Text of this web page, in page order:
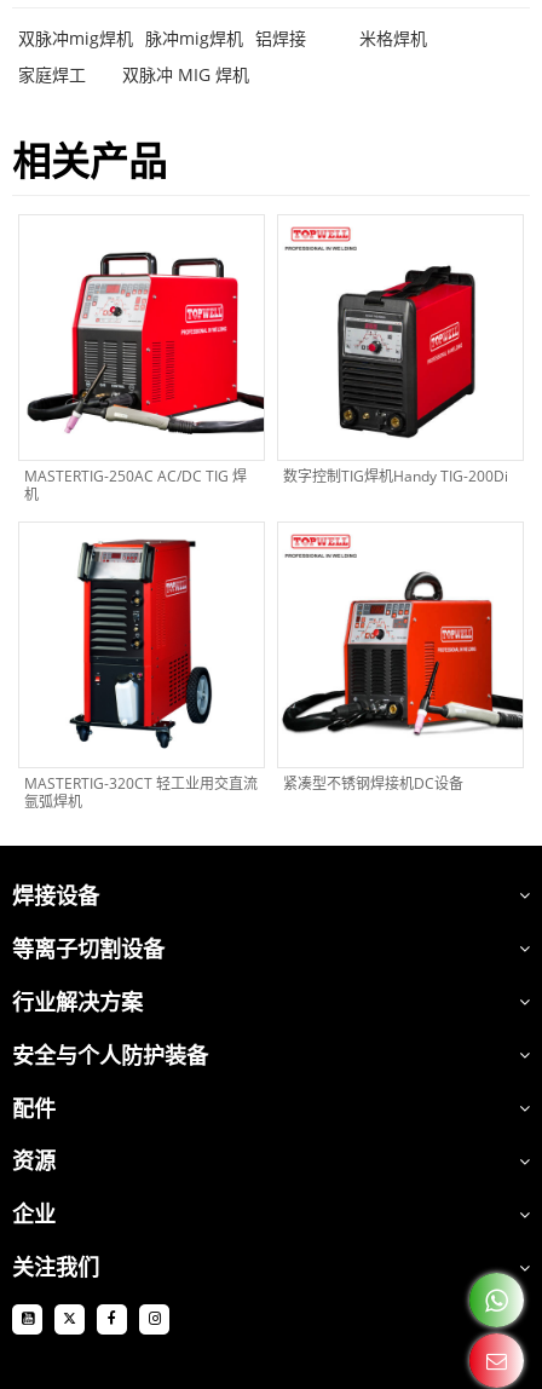
双脉冲mig焊机 脉冲mig焊机 铝焊接
米格焊机
家庭焊工
双脉冲 MIG 焊机
相关产品
MASTERTIG-250AC AC/DC TIG 焊
机
数字控制TIG焊机Handy TIG-200Di
MASTERTIG-320CT 轻工业用交直流
氩弧焊机
紧凑型不锈钢焊接机DC设备
焊接设备
等离子切割设备
行业解决方案
安全与个人防护装备
配件
资源
企业
关注我们